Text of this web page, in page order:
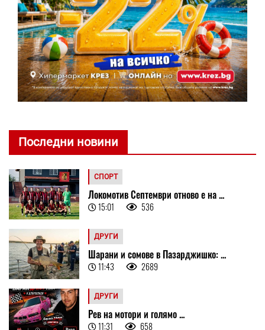
Последни новини
СПОРТ
Локомотив Септември отново е на ...
15:01 536
ДРУГИ
Шарани и сомове в Пазарджишко: ...
11:43 2689
ДРУГИ
Рев на мотори и голямо ...
11:31 658